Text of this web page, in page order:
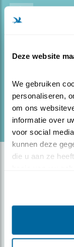
Deze website
We gebruiken
personaliseren,
om ons
informatie over
voor social
kunnen deze
die u aan ze
Blog
MEER
meer natuur in
lees meer
Door Mariëtta
Op de